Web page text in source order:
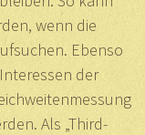
wenn die
Ebenso
der
Als „Third-